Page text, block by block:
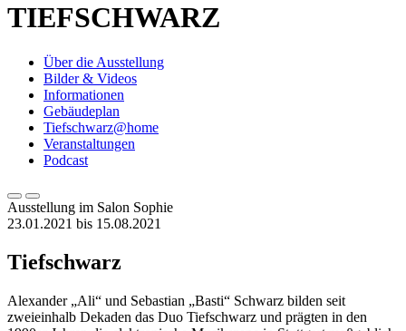
TIEFSCHWARZ
Über die Ausstellung
Bilder & Videos
Informationen
Gebäudeplan
Tiefschwarz@home
Veranstaltungen
Podcast
Ausstellung im Salon Sophie
23.01.2021 bis 15.08.2021
Tiefschwarz
Alexander „Ali“ und Sebastian „Basti“ Schwarz bilden seit
zweieinhalb Dekaden das Duo Tiefschwarz und prägten in den